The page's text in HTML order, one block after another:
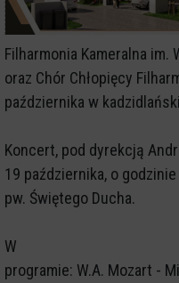
Filharmonia Kameralna im.
oraz Chór Chłopięcy
października w
Koncert, pod dyrekcją
19 października, o
pw. Świętego Ducha.
W
programie: W.A. Mozart -